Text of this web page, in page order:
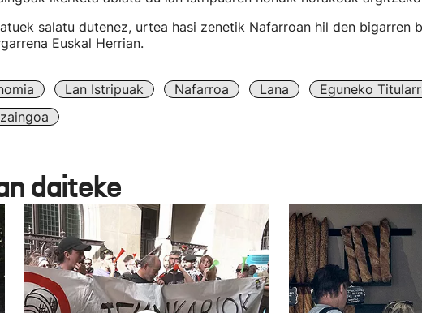
salatu dutenez, urtea hasi zenetik Nafarroan hil den bigarren
Euskal Herrian.
Lan Istripuak Nafarroa Lana
Eguneko
daiteke